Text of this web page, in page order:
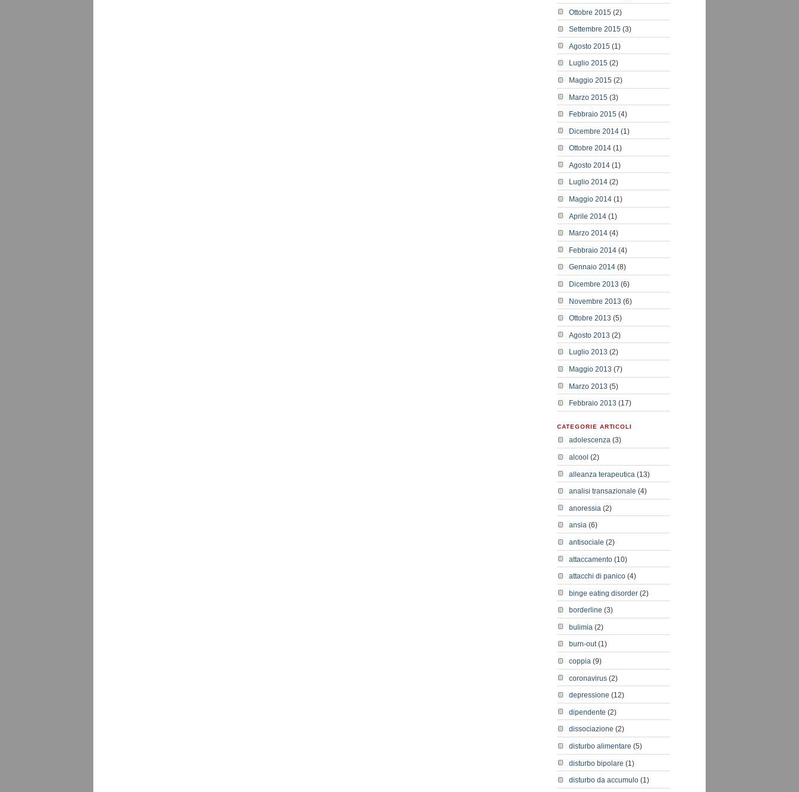
Ottobre 2015 (2)
Settembre 2015 (3)
Agosto 2015 (1)
Luglio 2015 (2)
Maggio 2015 (2)
Marzo 2015 (3)
Febbraio 2015 (4)
Dicembre 2014 (1)
Ottobre 2014 (1)
Agosto 2014 (1)
Luglio 2014 (2)
Maggio 2014 (1)
Aprile 2014 (1)
Marzo 2014 (4)
Febbraio 2014 (4)
Gennaio 2014 (8)
Dicembre 2013 (6)
Novembre 2013 (6)
Ottobre 2013 (5)
Agosto 2013 (2)
Luglio 2013 (2)
Maggio 2013 (7)
Marzo 2013 (5)
Febbraio 2013 (17)
CATEGORIE ARTICOLI
adolescenza (3)
alcool (2)
alleanza terapeutica (13)
analisi transazionale (4)
anoressia (2)
ansia (6)
antisociale (2)
attaccamento (10)
attacchi di panico (4)
binge eating disorder (2)
borderline (3)
bulimia (2)
burn-out(1)
coppia (9)
coronavirus (2)
depressione (12)
dipendente (2)
dissociazione (2)
disturbo alimentare (5)
disturbo bipolare (1)
disturbo da accumulo (1)